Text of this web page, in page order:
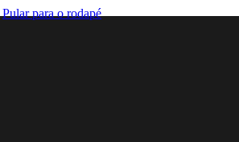
Pular para o rodapé